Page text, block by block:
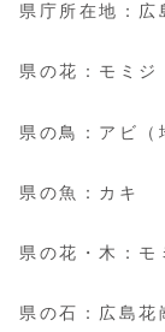
県庁所在地：
県の花：モミジ
県の鳥：アビ（
県の魚：カキ
県の花・木：モ
県の石：広島花